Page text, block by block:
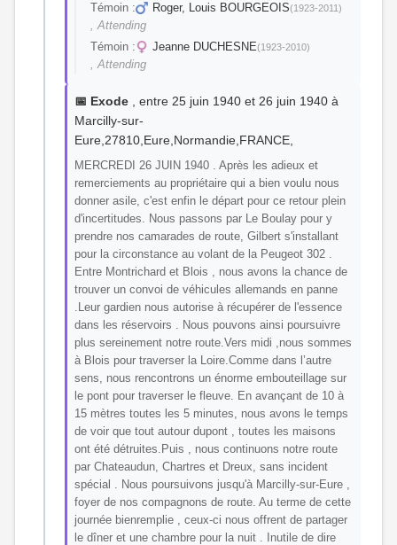
Témoin :
Roger, Louis BOURGEOIS(1923-2011)
, Attending
Témoin :
Jeanne DUCHESNE(1923-2010)
, Attending
📅 Exode , entre 25 juin 1940 et 26 juin 1940 à
Marcilly-sur-
Eure,27810,Eure,Normandie,FRANCE,
MERCREDI 26 JUIN 1940 . Après les adieux et
remerciements au propriétaire qui a bien voulu nous
donner asile, c'est enfin le départ pour ce retour plein
d'incertitudes. Nous passons par Le Boulay pour y
prendre nos camarades de route, Gilbert s'installant
pour la circonstance au volant de la Peugeot 302 .
Entre Montrichard et Blois , nous avons la chance de
trouver un convoi de véhicules allemands en panne
.Leur gardien nous autorise à récupérer de l'essence
dans les réservoirs . Nous pouvons ainsi poursuivre
plus sereinement notre route.Vers midi ,nous sommes
à Blois pour traverser la Loire.Comme dans l’autre
sens, nous rencontrons un énorme embouteillage sur
le pont pour traverser le fleuve. En avançant de 10 à
15 mètres toutes les 5 minutes, nous avons le temps
de voir que tout autour dupont , toutes les maisons
ont été détruites.Puis , nous continuons notre route
par Chateaudun, Chartres et Dreux, sans incident
spécial . Nous poursuivons jusqu'à Marcilly-sur-Eure ,
foyer de nos compagnons de route. Au terme de cette
journée bienremplie , ceux-ci nous offrent de partager
le dîner et une chambre pour la nuit . Inutile de dire